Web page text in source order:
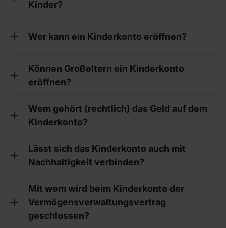
Kinder?
Wer kann ein Kinderkonto eröffnen?
Können Großeltern ein Kinderkonto
eröffnen?
Wem gehört (rechtlich) das Geld auf dem
Kinderkonto?
Lässt sich das Kinderkonto auch mit
Nachhaltigkeit verbinden?
Mit wem wird beim Kinderkonto der
Vermögensverwaltungsvertrag
geschlossen?